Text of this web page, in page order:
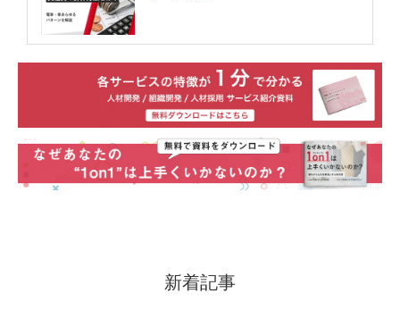
新着記事